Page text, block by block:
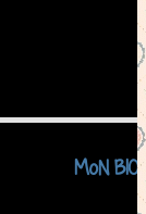
MoN BlOg